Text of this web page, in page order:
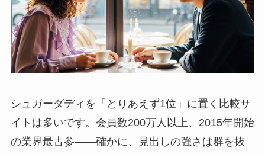
シュガーダディを「とりあえず1位」に置く比較サ
イトは多いです。会員数200万人以上、2015年開始
の業界最古参——確かに、見出しの強さは群を抜